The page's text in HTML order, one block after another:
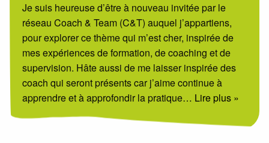
Je suis heureuse d’être à nouveau invitée par le
réseau Coach & Team (C&T) auquel j’appartiens,
pour explorer ce thème qui m’est cher, inspirée de
mes expériences de formation, de coaching et de
supervision. Hâte aussi de me laisser inspirée des
coach qui seront présents car j’aime continue à
apprendre et à approfondir la pratique… Lire plus »